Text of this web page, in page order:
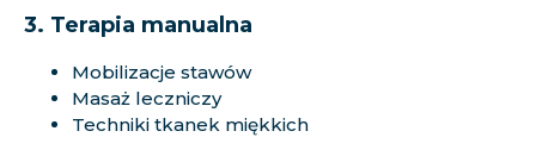
3. Terapia manualna
Mobilizacje stawów
Masaż leczniczy
Techniki tkanek miękkich